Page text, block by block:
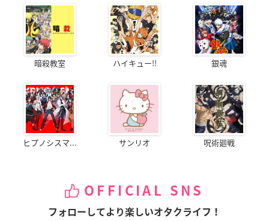
暗殺教室 ハイキュー!! 銀魂
ヒプノシスマ... サンリオ 呪術廻戦
OFFICIAL SNS
フォローしてより楽しいオタクライフ！